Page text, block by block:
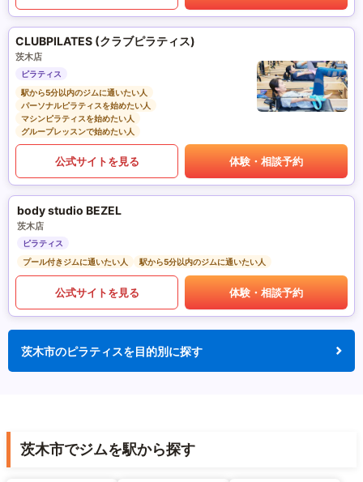
CLUBPILATES (クラブピラティス)
茨木店
ピラティス
駅から5分以内のジムに通いたい人
パーソナルピラティスを始めたい人
マシンピラティスを始めたい人
グループレッスンで始めたい人
公式サイトを見る 体験・相談予約
body studio BEZEL
茨木店
ピラティス
プール付きジムに通いたい人
駅から5分以内のジムに通いたい人
公式サイトを見る 体験・相談予約
茨木市のピラティスを目的別に探す
茨木市でジムを駅から探す